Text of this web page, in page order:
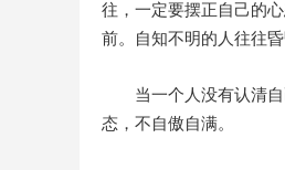
往，一定要摆正自己的
前。自知不明的人往往
当一个人没有认清
态，不自傲自满。